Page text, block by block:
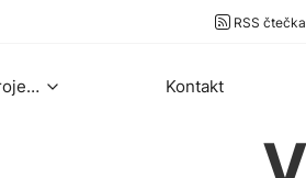
RSS čtečka
Financované projekty Kontakt